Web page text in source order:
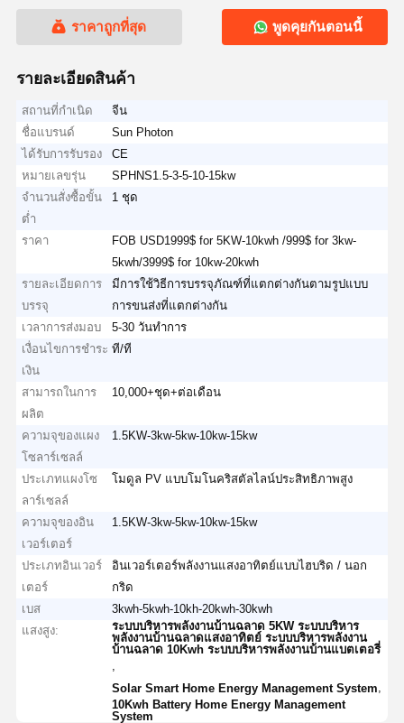
ราคาถูกที่สุด พูดคุยกันตอนนี้
รายละเอียดสินค้า
สถานที่กำเนิด
จีน
ชื่อแบรนด์
Sun Photon
ได้รับการรับรอง
CE
หมายเลขรุ่น
SPHNS1.5-3-5-10-15kw
จำนวนสั่งซื้อขั้น
ต่ำ
1 ชุด
ราคา
FOB USD1999$ for 5KW-10kwh /999$ for 3kw-
5kwh/3999$ for 10kw-20kwh
รายละเอียดการ
บรรจุ
มีการใช้วิธีการบรรจุภัณฑ์ที่แตกต่างกันตามรูปแบบ
การขนส่งที่แตกต่างกัน
เวลาการส่งมอบ
5-30 วันทำการ
เงื่อนไขการชำระ
เงิน
ที/ที
สามารถในการ
ผลิต
10,000+ชุด+ต่อเดือน
ความจุของแผง
โซลาร์เซลล์
1.5KW-3kw-5kw-10kw-15kw
ประเภทแผงโซ
ลาร์เซลล์
โมดูล PV แบบโมโนคริสตัลไลน์ประสิทธิภาพสูง
ความจุของอิน
เวอร์เตอร์
1.5KW-3kw-5kw-10kw-15kw
ประเภทอินเวอร์
เตอร์
อินเวอร์เตอร์พลังงานแสงอาทิตย์แบบไฮบริด / นอก
กริด
เบส
3kwh-5kwh-10kh-20kwh-30kwh
แสงสูง:
ระบบบริหารพลังงานบ้านฉลาด 5KW ระบบบริหาร
พลังงานบ้านฉลาดแสงอาทิตย์ ระบบบริหารพลังงาน
บ้านฉลาด 10Kwh ระบบบริหารพลังงานบ้านแบตเตอรี่
Solar Smart Home Energy Management System
10Kwh Battery Home Energy Management
System